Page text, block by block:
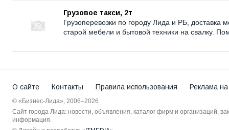
Грузовое такси, 2т
Грузоперевозки по городу Лида и РБ, доставка
старой мебели и бытовой техники на свалку.
О сайте Контакты Правила использования Реклама
© «Бизнес-Лида», 2006–2026
Сайт города Лида: новости, объявления, каталог фирм и организаций,
информация.